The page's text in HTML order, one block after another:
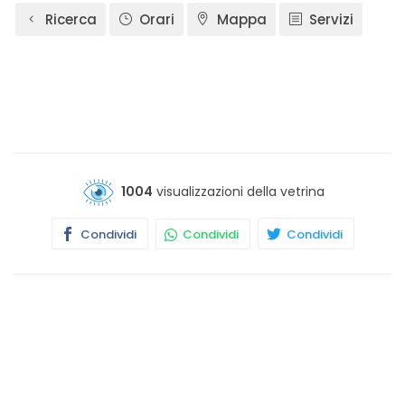
Ricerca Orari Mappa Servizi
1004 visualizzazioni della vetrina
Condividi Condividi Condividi